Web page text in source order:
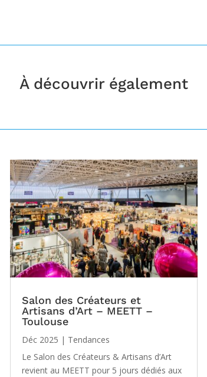
À découvrir également
Salon des Créateurs et
Artisans d’Art – MEETT –
Toulouse
Déc 2025 | Tendances
Le Salon des Créateurs & Artisans d’Art
revient au MEETT pour 5 jours dédiés aux